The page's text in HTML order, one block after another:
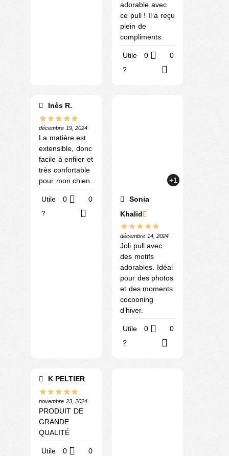
adorable avec
ce pull ! Il a reçu
plein de
compliments.
Utile
?
0 0
Inès R.
décembre 19, 2024
La matière est
extensible, donc
facile à enfiler et
très confortable
pour mon chien.
Utile
?
0 0
+1
Sonia
Khalid
décembre 14, 2024
Joli pull avec
des motifs
adorables. Idéal
pour des photos
et des moments
cocooning
d’hiver.
Utile
?
0 0
K PELTIER
novembre 23, 2024
PRODUIT DE
GRANDE
QUALITÉ
Utile
0 0